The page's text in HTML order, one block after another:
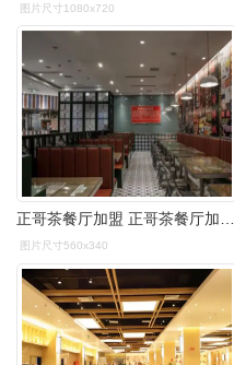
图片尺寸1080x720
正哥茶餐厅加盟 正哥茶餐厅加盟费及电话 加盟怎么样-全球美容加盟网
图片尺寸560x340